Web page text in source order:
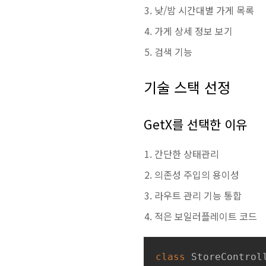
낮/밤 시간대별 가게 목록
가게 상세 정보 보기
검색 기능
기술 스택 선정
GetX를 선택한 이유
간단한 상태관리
의존성 주입의 용이성
라우트 관리 기능 통합
적은 보일러플레이트 코드
class